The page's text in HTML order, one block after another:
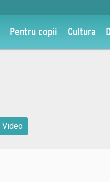
Pentru copii Cultura
Video